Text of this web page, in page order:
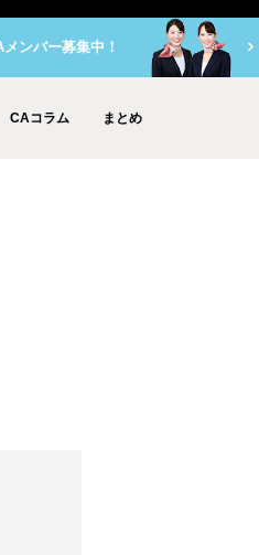
CAコラム まとめ
メンバー募集中！